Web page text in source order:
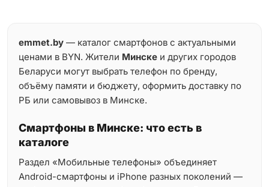
emmet.by — каталог смартфонов с актуальными
ценами в BYN. Жители Минске и других городов
Беларуси могут выбрать телефон по бренду,
объёму памяти и бюджету, оформить доставку по
РБ или самовывоз в Минске.
Смартфоны в Минске: что есть в
каталоге
Раздел «Мобильные телефоны» объединяет
Android-смартфоны и iPhone разных поколений —